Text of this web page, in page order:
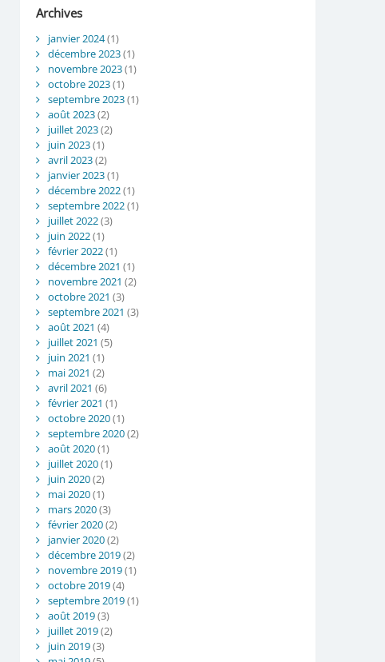
Archives
janvier 2024(1)
décembre 2023(1)
novembre 2023(1)
octobre 2023(1)
septembre 2023(1)
août 2023(2)
juillet 2023(2)
juin 2023(1)
avril 2023(2)
janvier 2023(1)
décembre 2022(1)
septembre 2022(1)
juillet 2022(3)
juin 2022(1)
février 2022(1)
décembre 2021 (1)
novembre 2021 (2)
octobre 2021 (3)
septembre 2021 (3)
août 2021 (4)
juillet 2021 (5)
juin 2021 (1)
mai 2021 (2)
avril 2021 (6)
février 2021 (1)
octobre 2020(1)
septembre 2020(2)
août 2020(1)
juillet 2020(1)
juin 2020(2)
mai 2020(1)
mars 2020(3)
février 2020(2)
janvier 2020(2)
décembre 2019(2)
novembre 2019(1)
octobre 2019(4)
septembre 2019(1)
août 2019(3)
juillet 2019(2)
juin 2019(3)